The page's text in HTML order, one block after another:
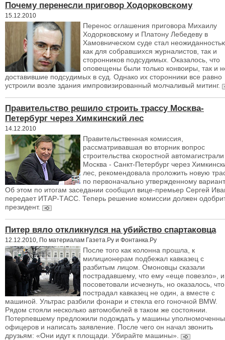
Почему перенесли приговор Ходорковскому
15.12.2010
Перенос оглашения приговора Михаилу
Ходорковскому и Платону Лебедеву в
Хамовническом суде стал
как для собравшихся журналистов, так и
сторонников подсудимых. Оказалось, что
оповещены были только конвоиры, так и
доставившие подсудимых в суд. Однако их сторонники все равно
устроили возле здания импровизированный молчаливый митинг.
Правительство решило строить трассу Москва-
Петербург через Химкинский лес
14.12.2010
Правительственная комиссия,
рассматривавшая во вторник вопрос
строительства скоростной автомагистрали
Москва - Санкт-Петербург через
лес, рекомендовала проложить новую
по первоначально утвержденному
Об этом по итогам заседании сообщил вице-премьер Сергей
передает ИТАР-ТАСС. Теперь решение комиссии должен
президент.
Питер вяло откликнулся на убийство спартаковца
12.12.2010, По материалам Газета.Ру и Фонтанка.Ру
После того как колонна прошла, к
милиционерам подбежал кавказец с
разбитым лицом. Омоновцы сказали
пострадавшему, что ему «еще повезло», и
посоветовали исчезнуть, но оказалось, что
пострадал кавказец не один, а вместе с
машиной. Ультрас разбили фонари и стекла его гоночной BMW.
Рядом стояли несколько автомобилей в таком же состоянии.
Потерпевшему предложили подождать у машины
офицеров и написать заявление. После чего он начал звонить
друзьям: «Они идут к площади. Убирайте машины».